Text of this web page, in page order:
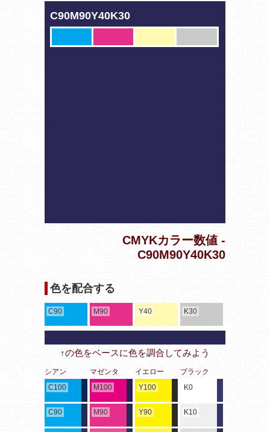
C90M90Y40K30
CMYKカラー数値 -
C90M90Y40K30
色を配合する
C90 M90 Y40 K30
↑の色をベースに色を調合してみよう
シアン
C100
C90
マゼンタ
M100
M90
イエロー
Y100
Y90
ブラック
K0
K10